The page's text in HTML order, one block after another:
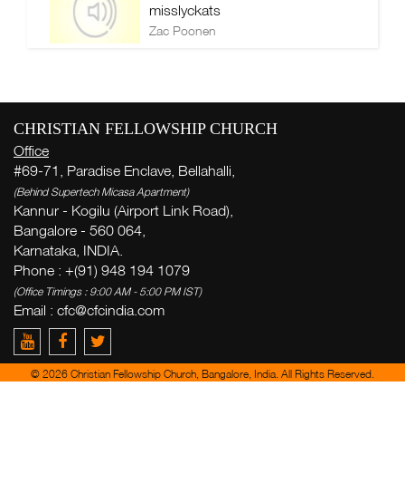
misslyckats
Zac Poonen
CHRISTIAN FELLOWSHIP CHURCH
Office
#69-71, Paradise Enclave, Bellahalli,
(Behind Supertech Micasa Apartment)
Kannur - Kogilu (Airport Link Road),
Bangalore - 560 064,
Karnataka, INDIA.
Phone : +(91) 948 194 1079
(Office Timings : 9:00 AM - 5:00 PM IST)
Email : cfc@cfcindia.com
© 2026 Christian Fellowship Church, Bangalore, India. All Rights Reserved.